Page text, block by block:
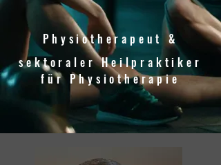
Physiotherapeut &
sektoraler Heilpraktiker
für Physiotherapie